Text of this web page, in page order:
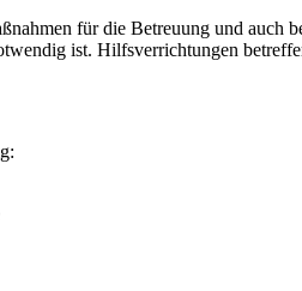
für die Betreuung und
ist. Hilfsverrichtungen